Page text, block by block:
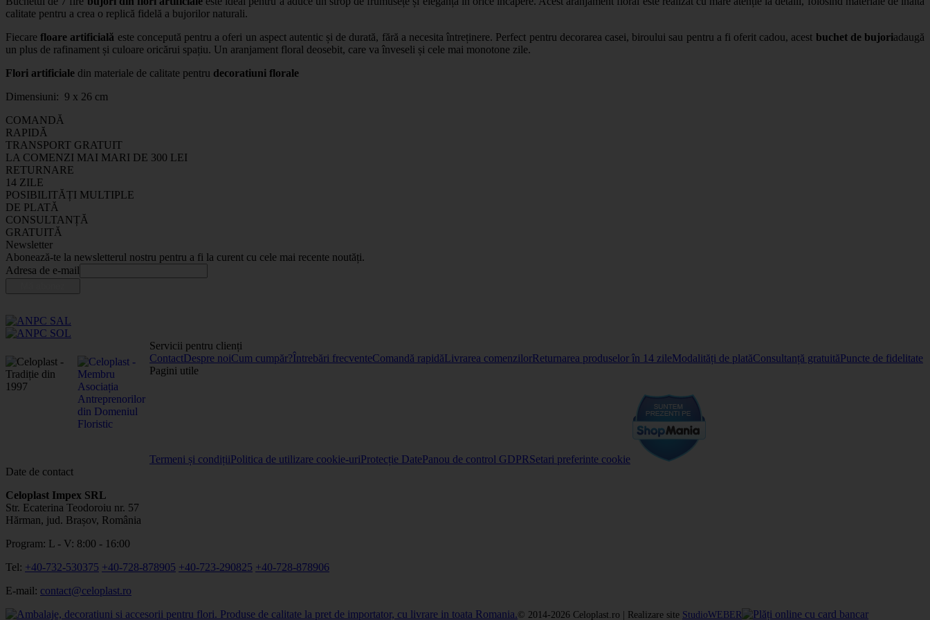
calitate pentru a crea o replică fidelă a bujorilor naturali.
Fiecarefloare artificială este concepută pentru a oferi un aspect autentic și de durată, fără a necesita întreținere. Perfect pentru decorarea casei, biroului sau pentru a fi oferit cadou, acest buchet de bujoriadaugă
un plus de rafinament și culoare oricărui spațiu. Un aranjament floral deosebit, care va înveseli și cele mai monotone zile.
Flori artificiale din materiale de calitate pentru decoratiuni florale
Dimensiuni: 9 x 26 cm
COMANDĂ
RAPIDĂ
TRANSPORT GRATUIT
LA COMENZI MAI MARI DE 300 LEI
RETURNARE
14 ZILE
POSIBILITĂȚI MULTIPLE
DE PLATĂ
CONSULTANȚĂ
GRATUITĂ
Newsletter
Abonează-te la newsletterul nostru pentru a fi la curent cu cele mai recente noutăți.
Adresa de e-mail
Servicii pentru clienți
ContactDespre noiCum cumpăr?Întrebări frecventeComandă rapidăLivrarea comenzilorReturnarea produselor în 14 zileModalități de platăConsultanță gratuităPuncte de fidelitate
Pagini utile
Termeni și condițiiPolitica de utilizare cookie-uriProtecție DatePanou de control GDPRSetari preferinte cookie
Date de contact
Celoplast Impex SRL
Str. Ecaterina Teodoroiu nr. 57
Hărman, jud. Brașov, România
Program: L - V: 8:00 - 16:00
Tel: +40-732-530375 +40-728-878905 +40-723-290825 +40-728-878906
E-mail: contact@celoplast.ro
© 2014-2026 Celoplast.ro | Realizare site StudioWEBER